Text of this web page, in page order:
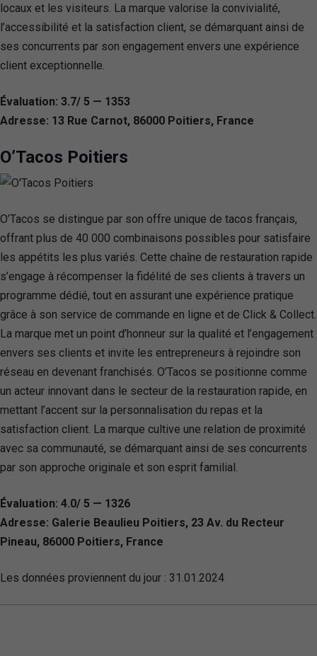
locaux et les visiteurs. La marque valorise la convivialité,
l’accessibilité et la satisfaction client, se démarquant ainsi de
ses concurrents par son engagement envers une expérience
client exceptionnelle.
Évaluation: 3.7/ 5 — 1353
Adresse: 13 Rue Carnot, 86000 Poitiers, France
O’Tacos Poitiers
O’Tacos se distingue par son offre unique de tacos français,
offrant plus de 40 000 combinaisons possibles pour satisfaire
les appétits les plus variés. Cette chaîne de restauration rapide
s’engage à récompenser la fidélité de ses clients à travers un
programme dédié, tout en assurant une expérience pratique
grâce à son service de commande en ligne et de Click & Collect.
La marque met un point d’honneur sur la qualité et l’engagement
envers ses clients et invite les entrepreneurs à rejoindre son
réseau en devenant franchisés. O’Tacos se positionne comme
un acteur innovant dans le secteur de la restauration rapide, en
mettant l’accent sur la personnalisation du repas et la
satisfaction client. La marque cultive une relation de proximité
avec sa communauté, se démarquant ainsi de ses concurrents
par son approche originale et son esprit familial.
Évaluation: 4.0/ 5 — 1326
Adresse: Galerie Beaulieu Poitiers, 23 Av. du Recteur
Pineau, 86000 Poitiers, France
Les données proviennent du jour : 31.01.2024